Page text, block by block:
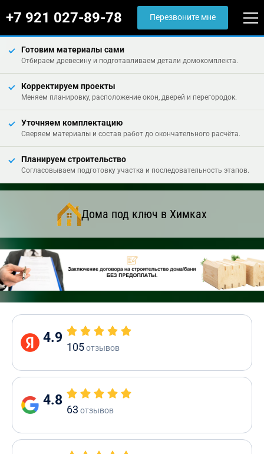
+7 921 027-89-78 Перезвоните мне
Готовим материалы сами
Отбираем древесину и подготавливаем детали домокомплекта.
Корректируем проекты
Меняем планировку, расположение окон, дверей и перегородок.
Уточняем комплектацию
Сверяем материалы и состав работ до окончательного расчёта.
Планируем строительство
Согласовываем подготовку участка и последовательность этапов.
Дома под ключ в Химках
4.9
105отзывов
4.8
63 отзывов